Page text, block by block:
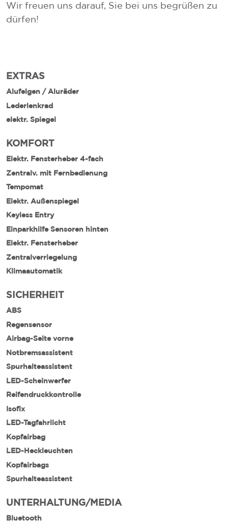
Wir freuen uns darauf, Sie bei uns begrüßen zu
dürfen!
EXTRAS
Alufelgen / Aluräder
Lederlenkrad
elektr. Spiegel
KOMFORT
Elektr. Fensterheber 4-fach
Zentralv. mit Fernbedienung
Tempomat
Elektr. Außenspiegel
Keyless Entry
Einparkhilfe Sensoren hinten
Elektr. Fensterheber
Zentralverriegelung
Klimaautomatik
SICHERHEIT
ABS
Regensensor
Airbag-Seite vorne
Notbremsassistent
Spurhalteassistent
LED-Scheinwerfer
Reifendruckkontrolle
Isofix
LED-Tagfahrlicht
Kopfairbag
LED-Heckleuchten
Kopfairbags
Spurhalteassistent
UNTERHALTUNG/MEDIA
Bluetooth